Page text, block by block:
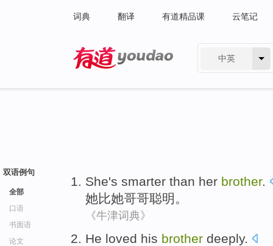
词典 翻译 有道精品课 云笔记
中英
双语例句
全部
口语
书面语
论文
She's smarter than her brother.
她比她哥哥聪明 。
《牛津词典》
He loved his brother deeply.